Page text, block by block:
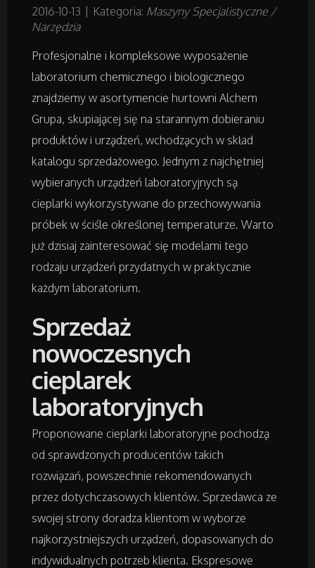
Drzwi i Okna
Nieruchomości, Działki
Domy, Mieszkania
Badania
Placówki Edukacyjne
Kursy i Szkolenia
Tłumaczenia
Książki, Czasopisma
Handel Online
Biżuteria
Dla Dzieci
Meble
Wyposażenie Wnętrz
2016-10-13 Kategoria: Maszyny Specjalistyczne /
Narzędzia
Profesjonalne i kompleksowe wyposażenie
laboratorium chemicznego i biologicznego
znajdziemy w asortymencie hurtowni Alchem
Grupa, skupiającej się na starannym dobieraniu
produktów i urządzeń, wchodzących w skład
katalogu sprzedażowego. Jednym z najchętniej
wybieranych urządzeń laboratoryjnych są
cieplarki wykorzystywane do przechowywania
próbek w ściśle określonej temperaturze. Warto
już dzisiaj zainteresować się modelami tego
rodzaju urządzeń przydatnych w praktycznie
każdym laboratorium.
Sprzedaż
nowoczesnych
cieplarek
laboratoryjnych
Proponowane cieplarki laboratoryjne pochodzą
od sprawdzonych producentów takich
rozwiązań, powszechnie rekomendowanych
przez dotychczasowych klientów. Sprzedawca ze
swojej strony doradza klientom w wyborze
najkorzystniejszych urządzeń, dopasowanych do
indywidualnych potrzeb klienta. Ekspresowe